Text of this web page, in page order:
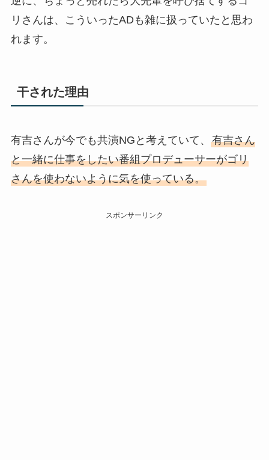
リさんは、こういったADも雑に扱っていたと思わ
れます。
干された理由
有吉さんが今でも共演NGと考えていて、 有吉さん
と一緒に仕事をしたい番組プロデューサーがゴリ
さんを使わないように気を使っている。
スポンサーリンク